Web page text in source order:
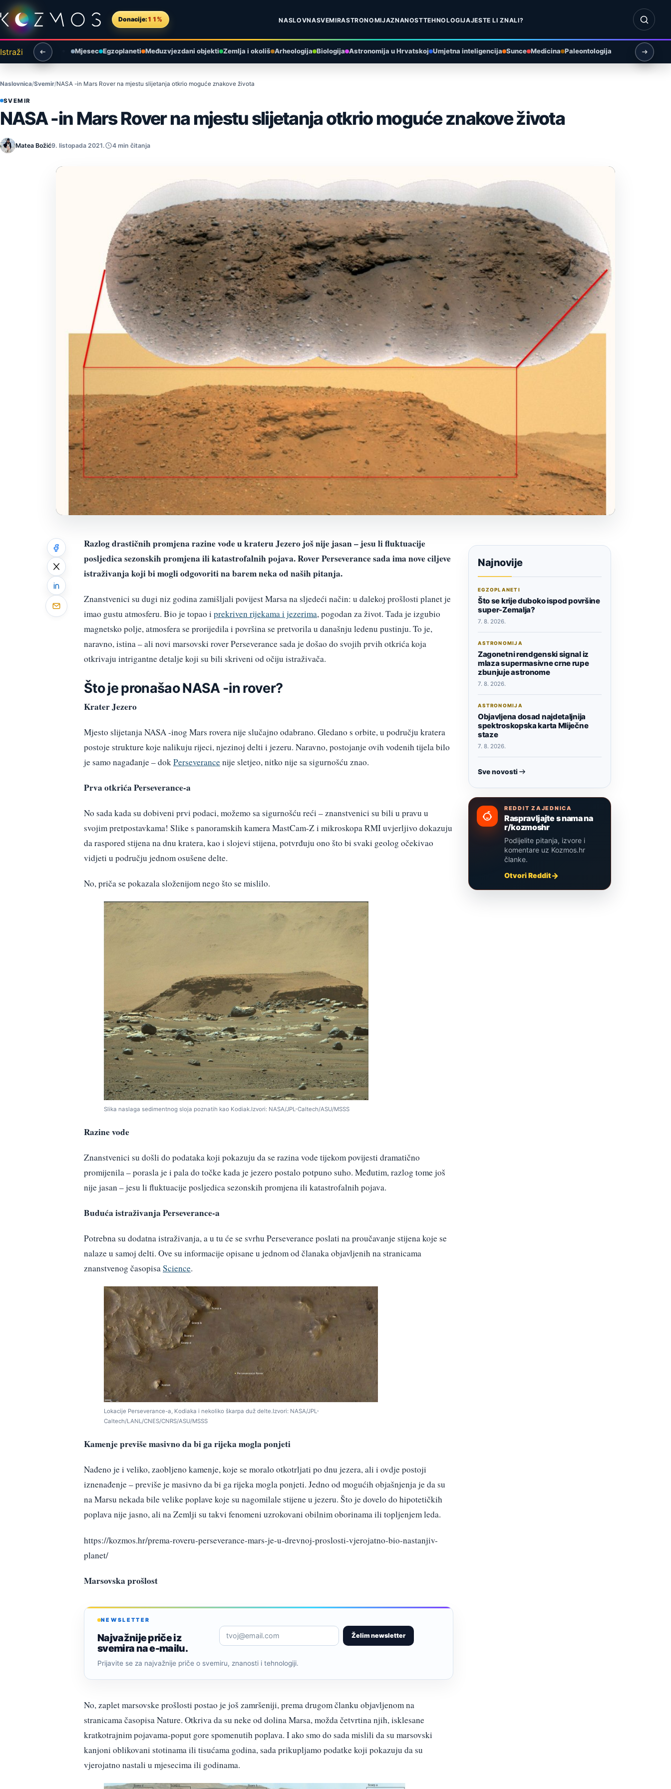
Preskoči na sadržaj
Donacije: 11% NASLOVNASVEMIRASTRONOMIJAZNANOSTTEHNOLOGIJAJESTE LI ZNALI?
Otvori
Istraži Mjesec Egzoplaneti Međuzvjezdani objekti Zemlja i okoliš Arheologija Biologija Astronomija u Hrvatskoj Umjetna inteligencija Sunce Medicina Paleontologija
Naslovnica Svemir NASA -in Mars Rover na mjestu slijetanja otkrio moguće znakove života
SVEMIR
NASA -in Mars Rover na mjestu slijetanja otkrio moguće znakove života
Matea Božić9. listopada 2021. 4 min čitanja
Razlog drastičnih promjena razine vode u krateru Jezero još nije jasan – jesu li fluktuacije
posljedica sezonskih promjena ili katastrofalnih pojava. Rover Perseverance sada ima nove ciljeve
istraživanja koji bi mogli odgovoriti na barem neka od naših pitanja.
Znanstvenici su dugi niz godina zamišljali povijest Marsa na sljedeći način: u dalekoj prošlosti planet je
imao gustu atmosferu. Bio je topao i prekriven rijekama i jezerima, pogodan za život. Tada je izgubio
magnetsko polje, atmosfera se prorijedila i površina se pretvorila u današnju ledenu pustinju. To je,
naravno, istina – ali novi marsovski rover Perseverance sada je došao do svojih prvih otkrića koja
otkrivaju intrigantne detalje koji su bili skriveni od očiju istraživača.
Što je pronašao NASA -in rover?
Krater Jezero
Mjesto slijetanja NASA -inog Mars rovera nije slučajno odabrano. Gledano s orbite, u području kratera
postoje strukture koje nalikuju rijeci, njezinoj delti i jezeru. Naravno, postojanje ovih vodenih tijela bilo
je samo nagađanje – dokPerseverancenije sletjeo, nitko nije sa sigurnošću znao.
Prva otkrića Perseverance-a
No sada kada su dobiveni prvi podaci, možemo sa sigurnošću reći – znanstvenici su bili u pravu u
svojim pretpostavkama! Slike s panoramskih kamera MastCam-Z i mikroskopa RMI uvjerljivo dokazuju
da raspored stijena na dnu kratera, kao i slojevi stijena, potvrđuju ono što bi svaki geolog očekivao
vidjeti u području jednom osušene delte.
No, priča se pokazala složenijom nego što se mislilo.
Slika naslaga sedimentnog sloja poznatih kao Kodiak.Izvori: NASA/JPL-Caltech/ASU/MSSS
Razine vode
Znanstvenici su došli do podataka koji pokazuju da se razina vode tijekom povijesti dramatično
promijenila – porasla je i pala do točke kada je jezero postalo potpuno suho. Međutim, razlog tome još
nije jasan – jesu li fluktuacije posljedica sezonskih promjena ili katastrofalnih pojava.
Buduća istraživanja Perseverance-a
Potrebna su dodatna istraživanja, a u tu će se svrhu Perseverance poslati na proučavanje stijena koje se
nalaze u samoj delti. Ove su informacije opisane u jednom od članaka objavljenih na stranicama
znanstvenog časopisaScience.
Lokacije Perseverance-a, Kodiaka i nekoliko škarpa duž delte.Izvori: NASA/JPL-
Caltech/LANL/CNES/CNRS/ASU/MSSS
Kamenje previše masivno da bi ga rijeka mogla ponjeti
Nađeno je i veliko, zaobljeno kamenje, koje se moralo otkotrljati po dnu jezera, ali i ovdje postoji
iznenađenje – previše je masivno da bi ga rijeka mogla ponjeti. Jedno od mogućih objašnjenja je da su
na Marsu nekada bile velike poplave koje su nagomilale stijene u jezeru. Što je dovelo do hipotetičkih
poplava nije jasno, ali na Zemlji su takvi fenomeni uzrokovani obilnim oborinama ili topljenjem leda.
https://kozmos.hr/prema-roveru-perseverance-mars-je-u-drevnoj-proslosti-vjerojatno-bio-nastanjiv-
planet/
Marsovska prošlost
NEWSLETTER
Najvažnije priče iz
svemira na e-mailu.
Želim newsletter
Prijavite se za najvažnije priče o svemiru, znanosti i tehnologiji.
No, zaplet marsovske prošlosti postao je još zamršeniji, prema drugom članku objavljenom na
stranicama časopisa Nature. Otkriva da su neke od dolina Marsa, možda četvrtina njih, isklesane
kratkotrajnim pojavama-poput gore spomenutih poplava. I ako smo do sada mislili da su marsovski
kanjoni oblikovani stotinama ili tisućama godina, sada prikupljamo podatke koji pokazuju da su
vjerojatno nastali u mjesecima ili godinama.
Najnovije
EGZOPLANETI
Što se krije duboko ispod površine
super-Zemalja?
7. 8. 2026.
ASTRONOMIJA
Zagonetni rendgenski signal iz
mlaza supermasivne crne rupe
zbunjuje astronome
7. 8. 2026.
ASTRONOMIJA
Objavljena dosad najdetaljnija
spektroskopska karta Mliječne
staze
7. 8. 2026.
Sve novosti
REDDIT ZAJEDNICA
Raspravljajte s nama na
r/kozmoshr
Podijelite pitanja, izvore i
komentare uz Kozmos.hr
članke.
Otvori Reddit